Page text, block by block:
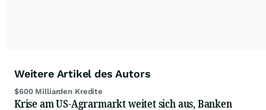
Weitere Artikel des Autors
$600 Milliarden Kredite
Krise am US-Agrarmarkt weitet sich aus, Banken